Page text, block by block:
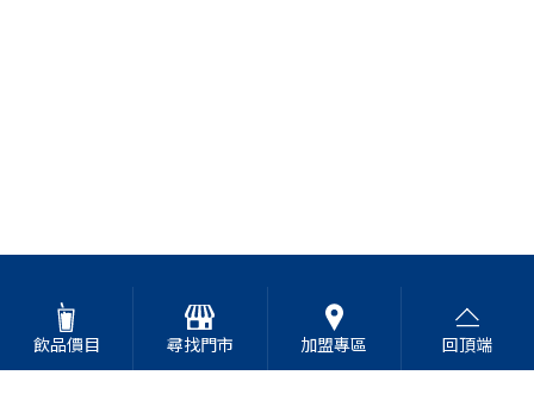
高山青茶專賣店
飲品價目 尋找門市 加盟專區 回頂端